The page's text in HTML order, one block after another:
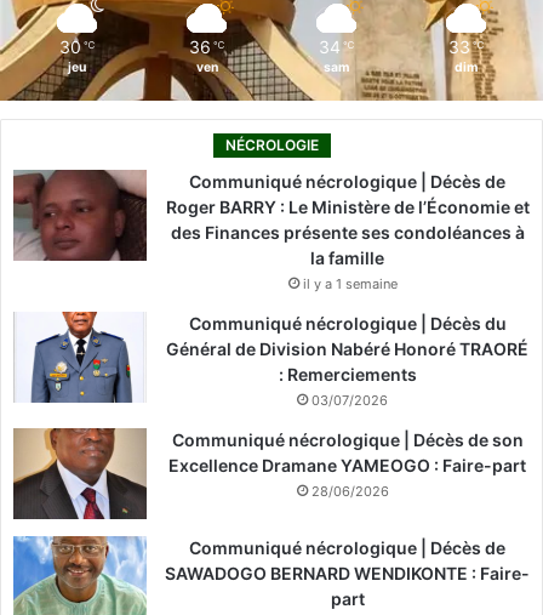
30 ℃
jeu
36 ℃
ven
34 ℃
sam
33 ℃
dim
NÉCROLOGIE
Communiqué nécrologique | Décès de
Roger BARRY : Le Ministère de l’Économie et
des Finances présente ses condoléances à
la famille
il y a 1 semaine
Communiqué nécrologique | Décès du
Général de Division Nabéré Honoré TRAORÉ
: Remerciements
03/07/2026
Communiqué nécrologique | Décès de son
Excellence Dramane YAMEOGO : Faire-part
28/06/2026
Communiqué nécrologique | Décès de
SAWADOGO BERNARD WENDIKONTE : Faire-
part